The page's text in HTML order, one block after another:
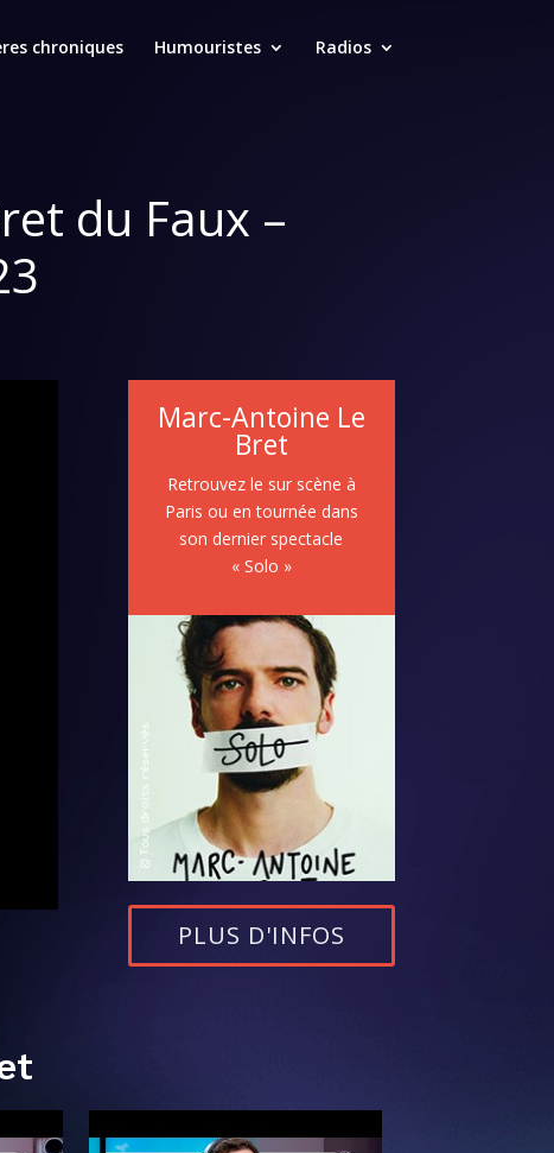
chroniques Humouristes Radios
du Faux –
Marc-Antoine Le
Bret
Retrouvez le sur scène à
Paris ou en tournée dans
son dernier spectacle
« Solo »
PLUS D'INFOS